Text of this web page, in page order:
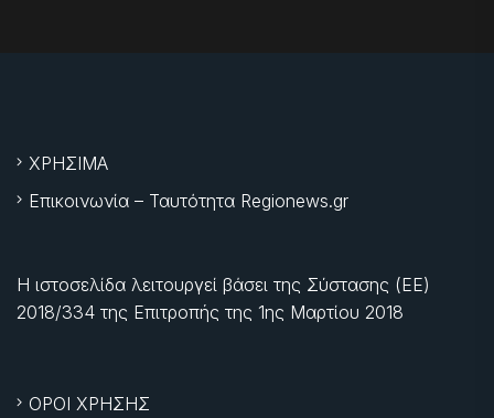
ΧΡΗΣΙΜΑ
Επικοινωνία – Ταυτότητα Regionews.gr
Η ιστοσελίδα λειτουργεί βάσει της Σύστασης (ΕΕ)
2018/334 της Επιτροπής της 1ης Μαρτίου 2018
ΟΡΟΙ ΧΡΗΣΗΣ